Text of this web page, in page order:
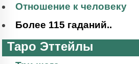
Отношение к человеку
Более 115 гаданий..
Таро Эттейлы